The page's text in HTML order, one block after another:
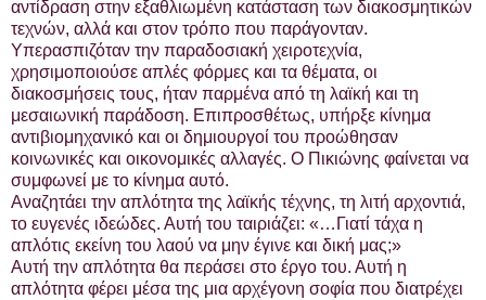
αντίδραση στην εξαθλιωμένη κατάσταση των διακοσμητικών
τεχνών, αλλά και στον τρόπο που παράγονταν.
Υπερασπιζόταν την παραδοσιακή χειροτεχνία,
χρησιμοποιούσε απλές φόρμες και τα θέματα, οι
διακοσμήσεις τους, ήταν παρμένα από τη λαϊκή και τη
μεσαιωνική παράδοση. Επιπροσθέτως, υπήρξε κίνημα
αντιβιομηχανικό και οι δημιουργοί του προώθησαν
κοινωνικές και οικονομικές αλλαγές. Ο Πικιώνης φαίνεται να
συμφωνεί με το κίνημα αυτό.
Αναζητάει την απλότητα της λαϊκής τέχνης, τη λιτή αρχοντιά,
το ευγενές ιδεώδες. Αυτή του ταιριάζει: «…Γιατί τάχα η
απλότις εκείνη του λαού να μην έγινε και δική μας;»
Αυτή την απλότητα θα περάσει στο έργο του. Αυτή η
απλότητα φέρει μέσα της μια αρχέγονη σοφία που διατρέχει